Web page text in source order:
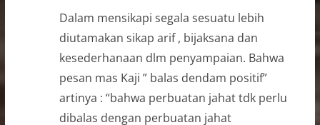
Dalam mensikapi segala sesuatu lebih
diutamakan sikap arif , bijaksana dan
kesederhanaan dlm penyampaian. Bahwa
pesan mas Kaji ” balas dendam positif”
artinya : “bahwa perbuatan jahat tdk perlu
dibalas dengan perbuatan jahat